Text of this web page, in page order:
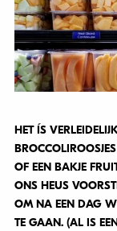
HET ÍS
OF EEN BAKJE
ONS HEUS
OM NA EEN DAG
TE GAAN. (AL IS